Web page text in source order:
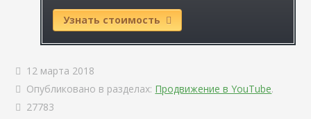
Узнать стоимость
12 марта 2018
Опубликовано в разделах: Продвижение в YouTube.
27783